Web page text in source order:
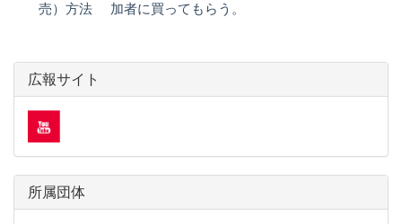
売）方法
加者に買ってもらう。
広報サイト
所属団体